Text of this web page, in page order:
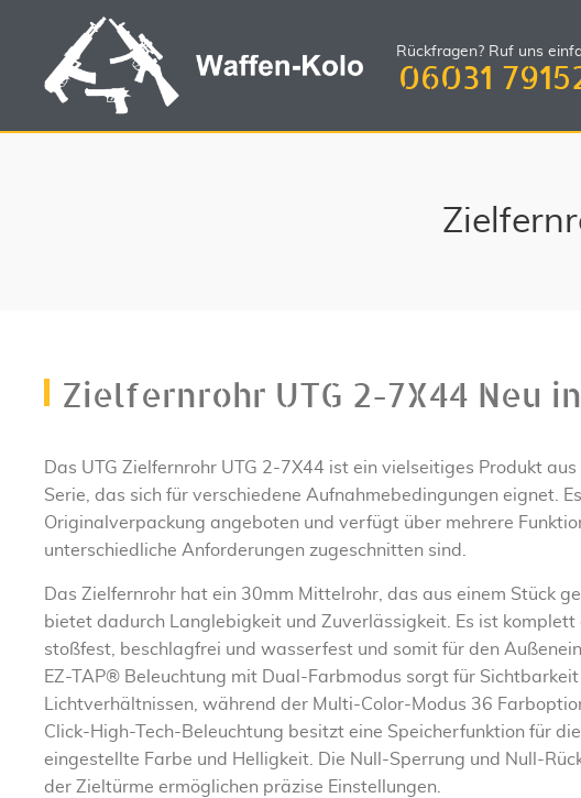
Rückfragen? Ruf uns
06031
Zielfernrohr UTG 2-7X44 Neu
Das UTG Zielfernrohr UTG 2-7X44 ist ein vielseitiges Produkt aus
Serie, das sich für verschiedene Aufnahmebedingungen eignet.
Originalverpackung angeboten und verfügt über mehrere
unterschiedliche Anforderungen zugeschnitten sind.
Das Zielfernrohr hat ein 30mm Mittelrohr, das aus einem Stück
bietet dadurch Langlebigkeit und Zuverlässigkeit. Es ist komplett
stoßfest, beschlagfrei und wasserfest und somit für den
EZ-TAP® Beleuchtung mit Dual-Farbmodus sorgt für
Lichtverhältnissen, während der Multi-Color-Modus 36
Click-High-Tech-Beleuchtung besitzt eine Speicherfunktion für
eingestellte Farbe und Helligkeit. Die Null-Sperrung und Null-
der Zieltürme ermöglichen präzise Einstellungen.